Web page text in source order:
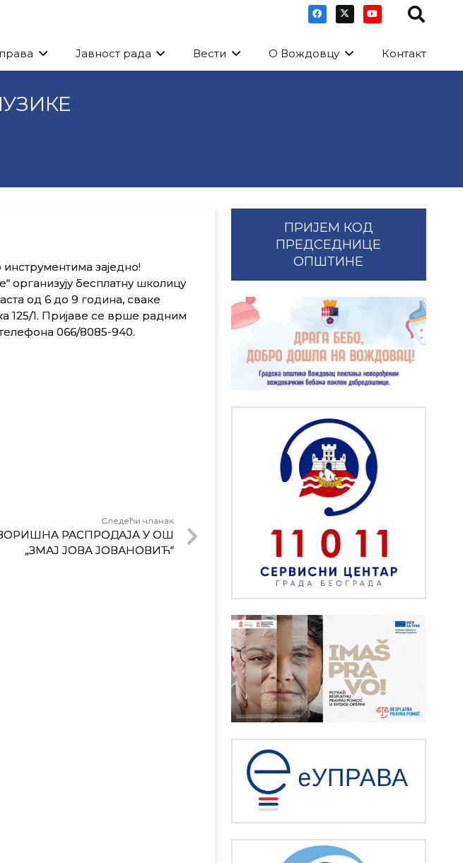
Јавност рада Вести О Вождовцу Контакт
о инструментима заједно!
школицу
од 6 до 9 година, сваке
125/1. Пријаве се врше радним
066/8085-940.
Следећи чланак
РАСПРОДАЈА У ОШ
„ЗМАЈ ЈОВА ЈОВАНОВИЋ“
ПРИЈЕМ КОД
ПРЕДСЕДНИЦЕ
ОПШТИНЕ